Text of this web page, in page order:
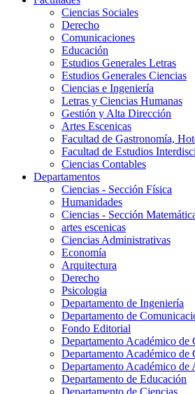
Ciencias Sociales
Derecho
Comunicaciones
Educación
Estudios Generales Letras
Estudios Generales Ciencias
Ciencias e Ingeniería
Letras y Ciencias Humanas
Gestión y Alta Dirección
Artes Escenicas
Facultad de Gastronomía,
Facultad de Estudios
Ciencias Contables
Departamentos
Ciencias - Sección Física
Humanidades
Ciencias - Sección
artes escenicas
Ciencias Administrativas
Economía
Arquitectura
Derecho
Psicologia
Departamento de Ingeniería
Departamento de
Fondo Editorial
Departamento Académico de
Departamento Académico de
Departamento Académico de
Departamento de Educación
Departamento de Ciencias